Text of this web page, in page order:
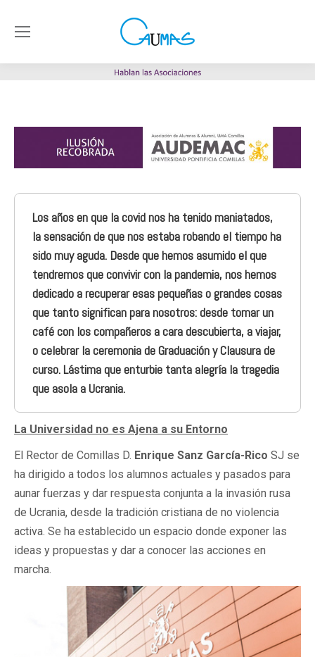
Los años en que la covid nos ha tenido maniatados,
la sensación de que nos estaba robando el tiempo ha
sido muy aguda. Desde que hemos asumido el que
tendremos que convivir con la pandemia, nos hemos
dedicado a recuperar esas pequeñas o grandes cosas
que tanto significan para nosotros: desde tomar un
café con los compañeros a cara descubierta, a viajar,
o celebrar la ceremonia de Graduación y Clausura de
curso. Lástima que enturbie tanta alegría la tragedia
que asola a Ucrania.
La Universidad no es Ajena a su Entorno
El Rector de Comillas D. Enrique Sanz García-Rico SJ se
ha dirigido a todos los alumnos actuales y pasados para
aunar fuerzas y dar respuesta conjunta a la invasión rusa
de Ucrania, desde la tradición cristiana de no violencia
activa. Se ha establecido un espacio donde exponer las
ideas y propuestas y dar a conocer las acciones en
marcha.